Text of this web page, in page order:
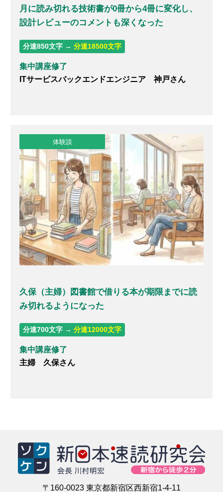
月に読み切れる技術書が0冊から4冊に変化し、
設計レビューのコメントも深くなった
分速850文字 →分速18500文字
集中講座修了
ITサービスバックエンドエンジニア 神戸さん
体験談
久保（主婦）図書館で借りる本が期限までに読
み切れるようになった
分速700文字 →分速12000文字
集中講座修了
主婦 久保さん
〒160-0023 東京都新宿区西新宿1-4-11